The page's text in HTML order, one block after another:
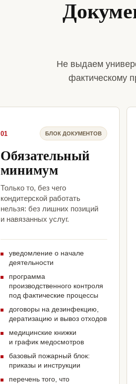
Не выдаем
фактическому
01 БЛОК ДОКУМЕНТОВ
Обязательный
минимум
Только то, без чего
кондитерской работать
нельзя: без лишних позиций
и навязанных услуг.
уведомление о начале
деятельности
программа
производственного контроля
под фактические процессы
договоры на дезинфекцию,
дератизацию и вывоз отходов
медицинские книжки
и график медосмотров
базовый пожарный блок:
приказы и инструкции
перечень того, что